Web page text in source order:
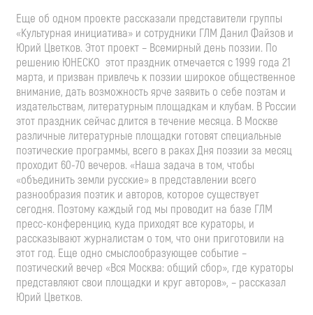
Еще об одном проекте рассказали представители группы
«Культурная инициатива» и сотрудники ГЛМ Данил Файзов и
Юрий Цветков. Этот проект – Всемирный день поэзии. По
решению ЮНЕСКО этот праздник отмечается с 1999 года 21
марта, и призван привлечь к поэзии широкое общественное
внимание, дать возможность ярче заявить о себе поэтам и
издательствам, литературным площадкам и клубам. В России
этот праздник сейчас длится в течение месяца. В Москве
различные литературные площадки готовят специальные
поэтические программы, всего в раках Дня поэзии за месяц
проходит 60-70 вечеров. «Наша задача в том, чтобы
«объединить земли русские» в представлении всего
разнообразия поэтик и авторов, которое существует
сегодня. Поэтому каждый год мы проводит на базе ГЛМ
пресс-конференцию, куда приходят все кураторы, и
рассказывают журналистам о том, что они приготовили на
этот год. Еще одно смыслообразующее событие –
поэтический вечер «Вся Москва: общий сбор», где кураторы
представляют свои площадки и круг авторов», – рассказал
Юрий Цветков.